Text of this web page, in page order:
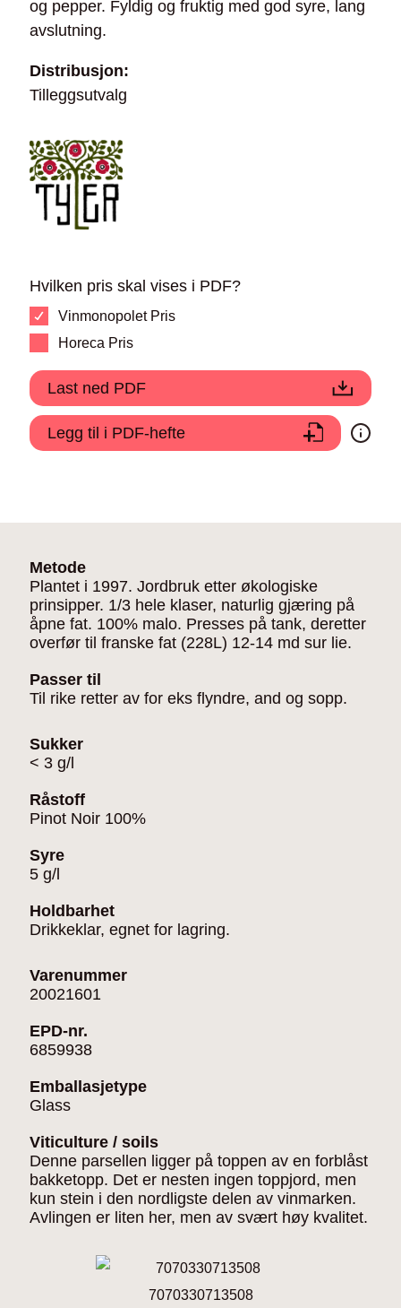
og pepper. Fyldig og fruktig med god syre, lang
avslutning.
Distribusjon:
Tilleggsutvalg
Hvilken pris skal vises i PDF?
Vinmonopolet Pris
Horeca Pris
Last ned PDF
Legg til i PDF-hefte
Metode
Plantet i 1997. Jordbruk etter økologiske
prinsipper. 1/3 hele klaser, naturlig gjæring på
åpne fat. 100% malo. Presses på tank, deretter
overfør til franske fat (228L) 12-14 md sur lie.
Passer til
Til rike retter av for eks flyndre, and og sopp.
Sukker
< 3 g/l
Råstoff
Pinot Noir 100%
Syre
5 g/l
Holdbarhet
Drikkeklar, egnet for lagring.
Varenummer
20021601
EPD-nr.
6859938
Emballasjetype
Glass
Viticulture / soils
Denne parsellen ligger på toppen av en forblåst
bakketopp. Det er nesten ingen toppjord, men
kun stein i den nordligste delen av vinmarken.
Avlingen er liten her, men av svært høy kvalitet.
7070330713508